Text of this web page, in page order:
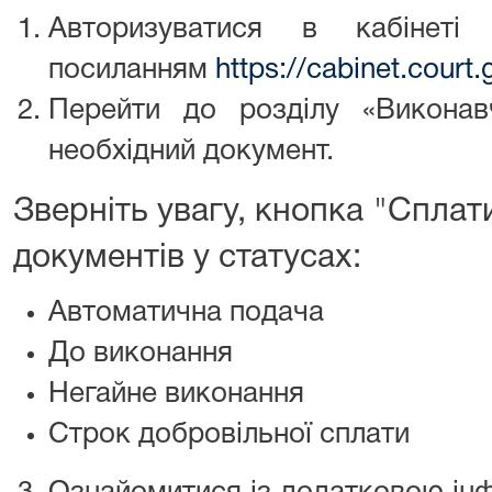
Авторизуватися в
посиланням https://
Перейти до розділу
необхідний документ.
Зверніть увагу, кнопка
документів у статусах:
Автоматична подача
До виконання
Негайне виконання
Строк добровільної сплати